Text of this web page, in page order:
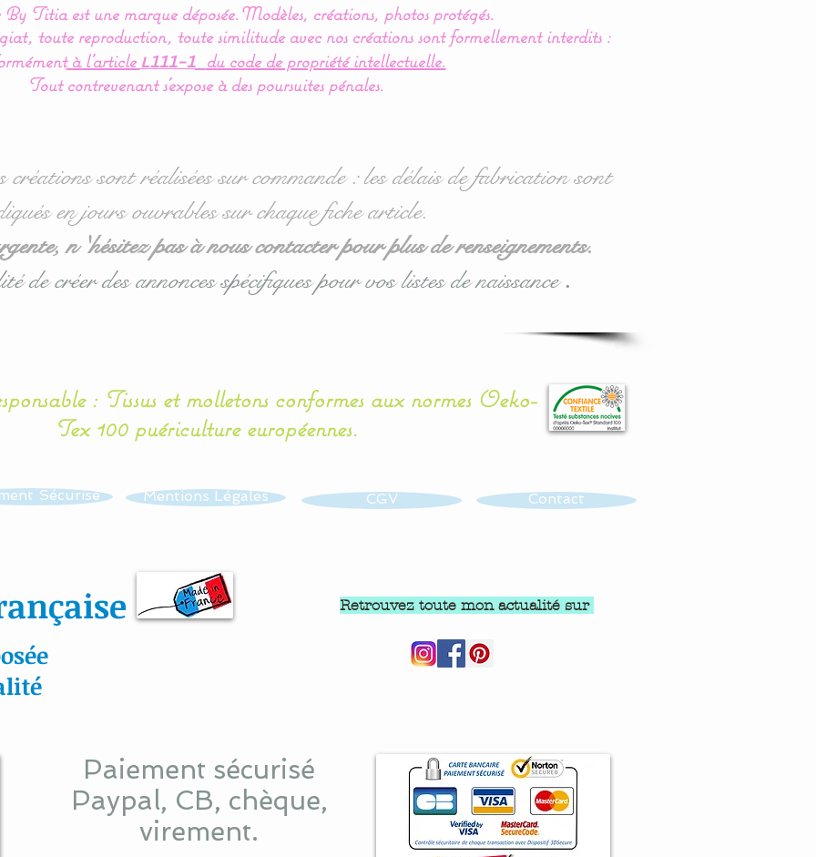
Titia est une marque déposée. Modèles, créations, photos protégés.
toute reproduction, toute similitude avec nos créations sont formellement interdits :
à l’article L111-1
du code de propriété intellectuelle.
Tout contrevenant s'expose à des poursuites pénales.
sont réalisées sur commande : les délais de fabrication sont
en jours ouvrables sur chaque fiche article.
n 'hésitez pas à nous contacter pour plus de renseignements.
de créer des annonces spécifiques pour vos listes de naissance.
: Tissus et molletons conformes aux normes Oeko-
Tex 100 puériculture européennes.
Sécurisé Mentions Légales CGV Contact
Retrouvez toute mon actualité sur
Paiement sécurisé
Paypal, CB, chèque,
virement.